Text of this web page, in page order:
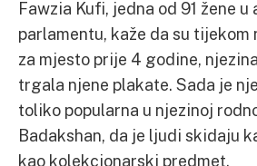
Fawzia Kufi, jedna od 91 žene
parlamentu, kaže da su tijekom
za mjesto prije 4 godine,
trgala njene plakate. Sada je
toliko popularna u njezinoj
Badakshan, da je ljudi skidaju
kao kolekcionarski predmet.